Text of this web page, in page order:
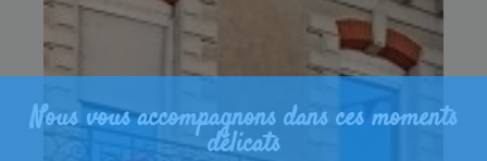
Nous vous accompagnons dans ces moments
délicats